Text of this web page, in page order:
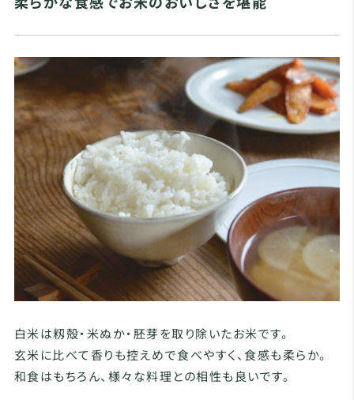
白米は籾殻・米ぬか・胚芽を取り除いたお米です。
玄米に比べて香りも控えめで食べやすく、食感も柔らか。
和食はもちろん、様々な料理との相性も良いです。